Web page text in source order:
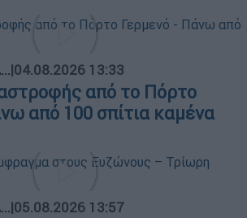
|04.08.2026 13:33
από το Πόρτο
από 100 σπίτια καμένα
|05.08.2026 13:57